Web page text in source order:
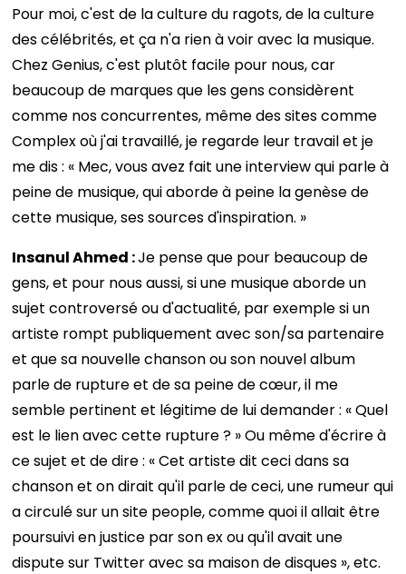
Pour moi, c'est de la culture du ragots, de la culture
des célébrités, et ça n'a rien à voir avec la musique.
Chez Genius, c'est plutôt facile pour nous, car
beaucoup de marques que les gens considèrent
comme nos concurrentes, même des sites comme
Complex où j'ai travaillé, je regarde leur travail et je
me dis : « Mec, vous avez fait une interview qui parle à
peine de musique, qui aborde à peine la genèse de
cette musique, ses sources d'inspiration. »
Insanul Ahmed :Je pense que pour beaucoup de
gens, et pour nous aussi, si une musique aborde un
sujet controversé ou d'actualité, par exemple si un
artiste rompt publiquement avec son/sa partenaire
et que sa nouvelle chanson ou son nouvel album
parle de rupture et de sa peine de cœur, il me
semble pertinent et légitime de lui demander : « Quel
est le lien avec cette rupture ? » Ou même d'écrire à
ce sujet et de dire : « Cet artiste dit ceci dans sa
chanson et on dirait qu'il parle de ceci, une rumeur qui
a circulé sur un site people, comme quoi il allait être
poursuivi en justice par son ex ou qu'il avait une
dispute sur Twitter avec sa maison de disques », etc.